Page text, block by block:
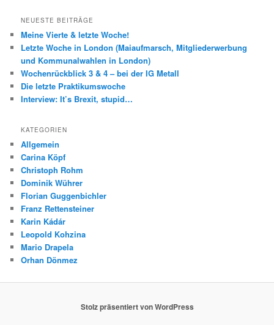
h
n
NEUESTE BEITRÄGE
Meine Vierte & letzte Woche!
Letzte Woche in London (Maiaufmarsch, Mitgliederwerbung
und Kommunalwahlen in London)
Wochenrückblick 3 & 4 – bei der IG Metall
Die letzte Praktikumswoche
Interview: It’s Brexit, stupid…
KATEGORIEN
Allgemein
Carina Köpf
Christoph Rohm
Dominik Wührer
Florian Guggenbichler
Franz Rettensteiner
Karin Kádár
Leopold Kohzina
Mario Drapela
Orhan Dönmez
Stolz präsentiert von WordPress